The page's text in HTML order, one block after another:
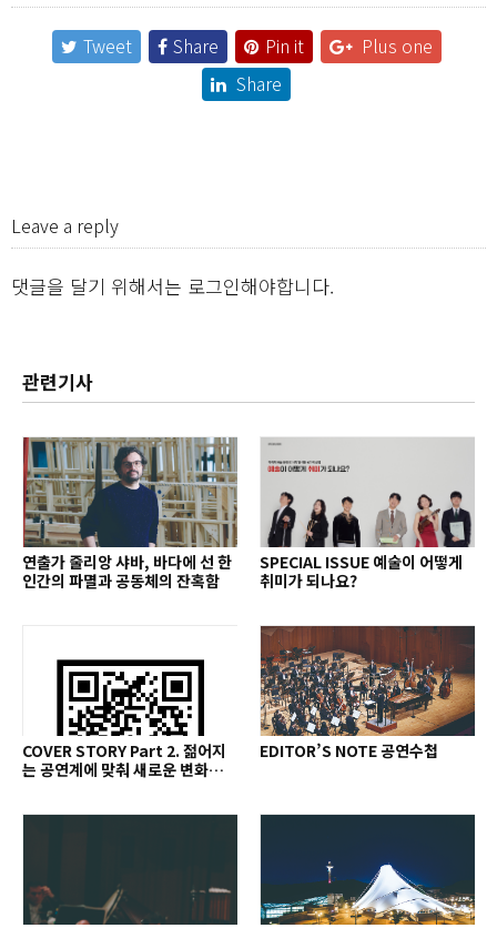
Tweet Share Pin it
Plus one
Share
Leave a reply
댓글을 달기 위해서는 로그인해야합니다.
관련기사
연출가 줄리앙 샤바, 바다에 선 한
인간의 파멸과 공동체의 잔혹함
SPECIAL ISSUE 예술이 어떻게
취미가 되나요?
COVER STORY Part 2. 젊어지
는 공연계에 맞춰 새로운 변화를
EDITOR’S NOTE 공연수첩